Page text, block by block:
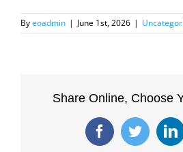
Byeoadmin | June 1st, 2026 |
Share Online, Choose
FacebookTwitter